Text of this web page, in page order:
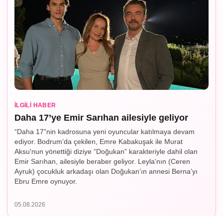
İLGILI HABER
Daha 17’ye Emir Sarıhan ailesiyle geliyor
“Daha 17”nin kadrosuna yeni oyuncular katılmaya devam
ediyor. Bodrum’da çekilen, Emre Kabakuşak ile Murat
Aksu'nun yönettiği diziye “Doğukan” karakteriyle dahil olan
Emir Sarıhan, ailesiyle beraber geliyor. Leyla’nın (Ceren
Ayruk) çocukluk arkadaşı olan Doğukan’ın annesi Berna’yı
Ebru Emre oynuyor.
05.08.2026